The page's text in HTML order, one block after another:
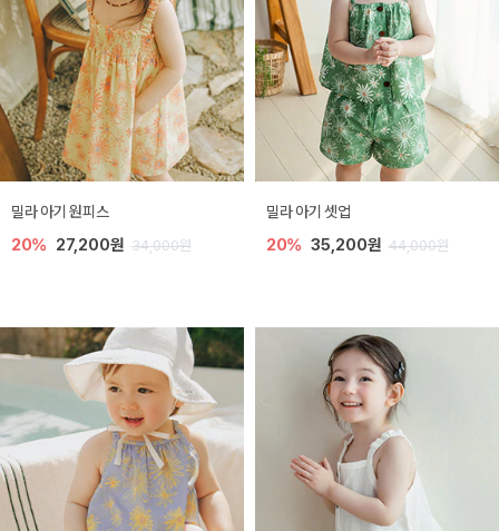
밀라 아기 원피스
20% 27,200원 34,000원
밀라 아기 셋업
20% 35,200원 44,000원